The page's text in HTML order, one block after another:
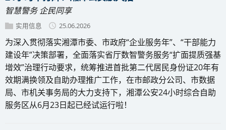
智慧警务 企民同享
实用信息 25.06.2026
为深入贯彻落实湘潭市委、市政府“企业服务年”、“干部能力
建设年”决策部署，全面落实省厅数智警务服务“扩面提质强基
增效”治理行动要求，统筹推进首批第二代居民身份证20年有
效期满换领及自助办理推广工作，在市邮政分公司、市数据
局、市机关事务局的大力支持下，湘潭公安24小时综合自助
服务区从6月23日起已经试运行啦！